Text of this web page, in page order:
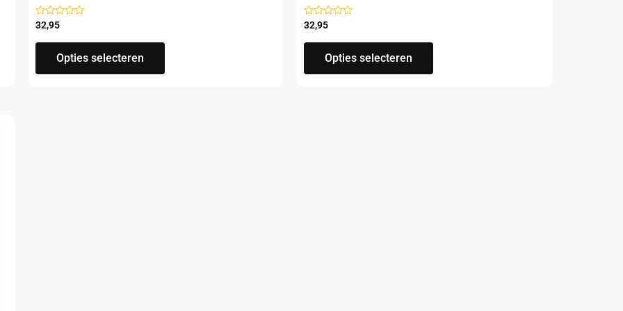
Gewaardeerd
5
32,95
Opties selecteren
Gewaardeerd
5
32,95
Opties selecteren